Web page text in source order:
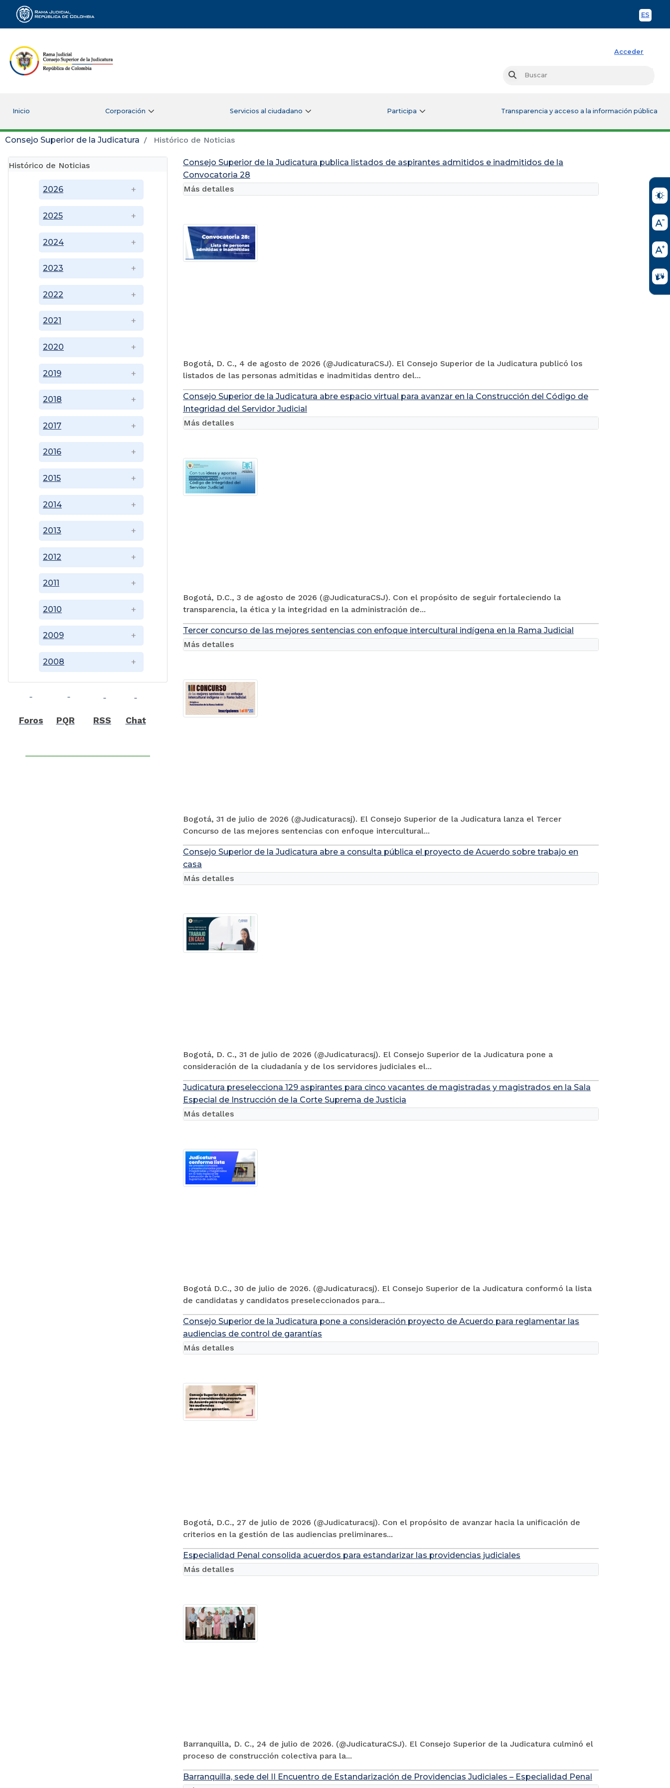
ES
Rama Judicial
Acceder
Buscar
Inicio Corporación Servicios al ciudadano Participa Transparencia y acceso a la información pública
Consejo Superior de la Judicatura Histórico de Noticias
Histórico de Noticias
2008
2009
2010
2011
2012
2013
2014
2015
2016
2017
2018
2019
2020
2021
2022
2023
2024
2025
2026
Foros PQR RSS Chat
Consejo Superior de la Judicatura publica listados de aspirantes admitidos e inadmitidos de la
Convocatoria 28
Bogotá, D. C., 4 de agosto de 2026 (@JudicaturaCSJ). El Consejo Superior de la Judicatura publicó los
listados de las personas admitidas e inadmitidas dentro del...
Más detalles
Consejo Superior de la Judicatura abre espacio virtual para avanzar en la Construcción del Código de
Integridad del Servidor Judicial
Bogotá, D.C., 3 de agosto de 2026 (@JudicaturaCSJ). Con el propósito de seguir fortaleciendo la
transparencia, la ética y la integridad en la administración de...
Más detalles
Tercer concurso de las mejores sentencias con enfoque intercultural indígena en la Rama Judicial
Bogotá, 31 de julio de 2026 (@Judicaturacsj). El Consejo Superior de la Judicatura lanza el Tercer
Concurso de las mejores sentencias con enfoque intercultural...
Más detalles
Consejo Superior de la Judicatura abre a consulta pública el proyecto de Acuerdo sobre trabajo en
casa
Bogotá, D. C., 31 de julio de 2026 (@Judicaturacsj). El Consejo Superior de la Judicatura pone a
consideración de la ciudadanía y de los servidores judiciales el...
Más detalles
Judicatura preselecciona 129 aspirantes para cinco vacantes de magistradas y magistrados en la Sala
Especial de Instrucción de la Corte Suprema de Justicia
Bogotá D.C., 30 de julio de 2026. (@Judicaturacsj). El Consejo Superior de la Judicatura conformó la lista
de candidatas y candidatos preseleccionados para...
Más detalles
Consejo Superior de la Judicatura pone a consideración proyecto de Acuerdo para reglamentar las
audiencias de control de garantías
Bogotá, D.C., 27 de julio de 2026 (@Judicaturacsj). Con el propósito de avanzar hacia la unificación de
criterios en la gestión de las audiencias preliminares...
Más detalles
Especialidad Penal consolida acuerdos para estandarizar las providencias judiciales
Barranquilla, D. C., 24 de julio de 2026. (@JudicaturaCSJ). El Consejo Superior de la Judicatura culminó el
proceso de construcción colectiva para la...
Más detalles
Barranquilla, sede del II Encuentro de Estandarización de Providencias Judiciales – Especialidad Penal